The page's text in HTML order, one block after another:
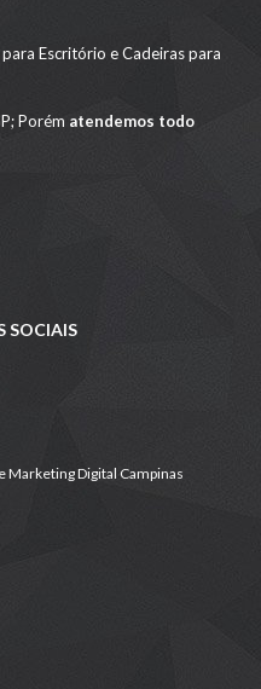
Escritório e Cadeiras para
Porém atendemos todo
SOCIAIS
Marketing Digital Campinas